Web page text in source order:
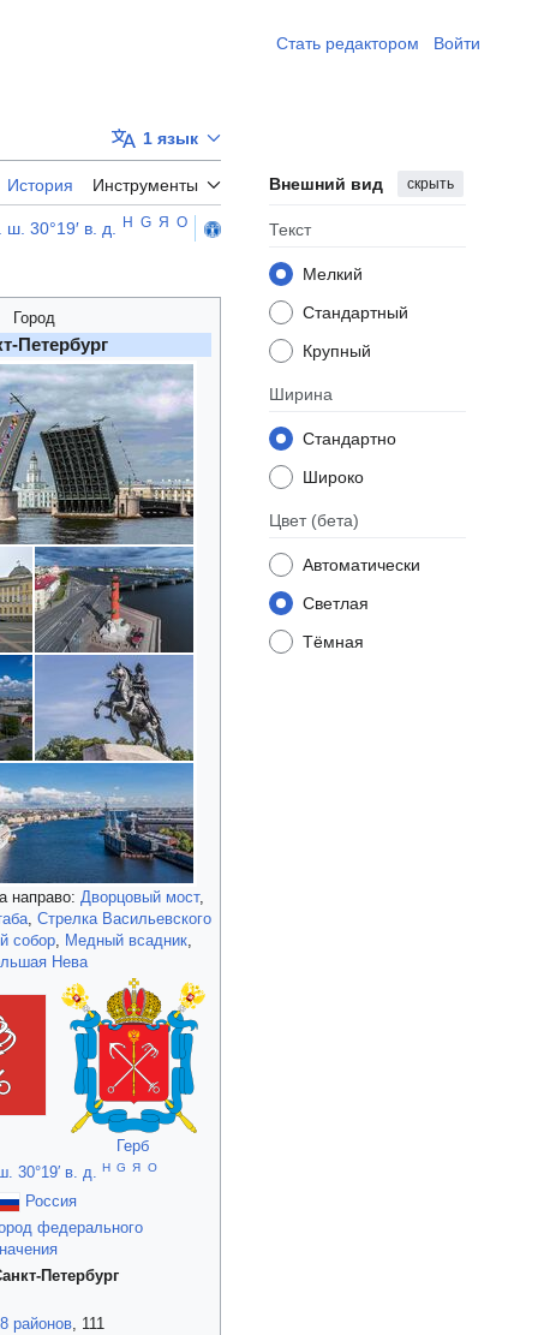
Стать редактором ​ Войти
1 язык
История Инструменты Внешний вид скрыть
Текст
Мелкий
Стандартный
Крупный
Ширина
Стандартно
Широко
Цвет (бета)
Автоматически
Светлая
Тёмная
ш. 30°19′ в. д. H G Я O
Город
Петербург
направо: Дворцовый мост,
, Стрелка Васильевского
собор, Медный всадник,
Нева
Герб
30°19′ в. д. H G Я O
Россия
федерального
Петербург
районов, 111